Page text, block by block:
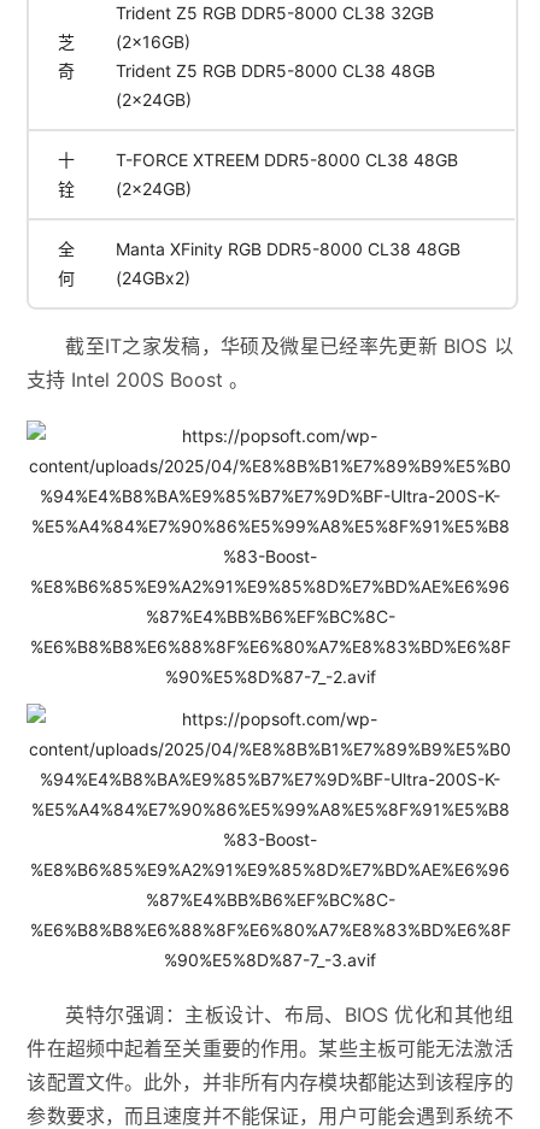
芝
奇
Trident Z5 RGB DDR5-8000 CL38 32GB
(2x16GB)
Trident Z5 RGB DDR5-8000 CL38 48GB
(2x24GB)
十
铨
T-FORCE XTREEM DDR5-8000 CL38 48GB
(2x24GB)
全
何
Manta XFinity RGB DDR5-8000 CL38 48GB
(24GBx2)
截至IT之家发稿，华硕及微星已经率先更新 BIOS 以
支持 Intel 200S Boost 。
英特尔强调：主板设计、布局、BIOS 优化和其他组
件在超频中起着至关重要的作用。某些主板可能无法激活
该配置文件。此外，并非所有内存模块都能达到该程序的
参数要求，而且速度并不能保证，用户可能会遇到系统不